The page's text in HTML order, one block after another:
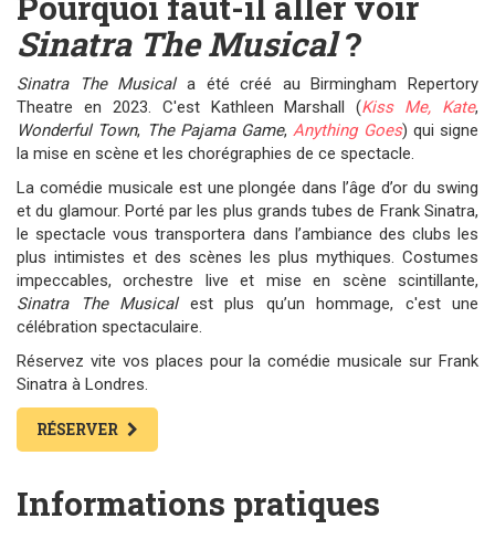
Sinatra The Musical?
Sinatra The Musicala été créé au Birmingham Repertory
Theatre en 2023. C'est Kathleen Marshall (Kiss Me, Kate,
Wonderful Town, The Pajama Game,Anything Goes) qui signe
la mise en scène et les chorégraphies de ce spectacle.
La comédie musicale est une plongée dans l’âge d’or du swing
et du glamour. Porté par les plus grands tubes de Frank Sinatra,
le spectacle vous transportera dans l’ambiance des clubs les
plus intimistes et des scènes les plus mythiques. Costumes
impeccables, orchestre live et mise en scène scintillante,
Sinatra The Musicalest plus qu’un hommage, c'est une
célébration spectaculaire.
Réservez vite vos places pour la comédie musicale sur Frank
Sinatra à Londres.
RÉSERVER
Informations pratiques